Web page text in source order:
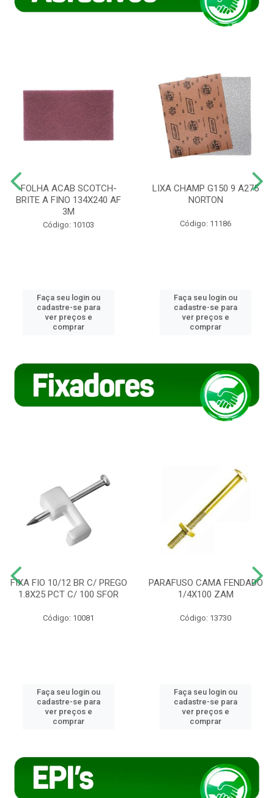
FOLHA ACAB SCOTCH-
BRITE A FINO 134X240 AF
3M
Código: 10103
Faça seu login ou
cadastre-se para
ver preços e
comprar
LIXA CHAMP G150 9 A275
NORTON
Código: 11186
Faça seu login ou
cadastre-se para
ver preços e
comprar
FIXA FIO 10/12 BR C/ PREGO
1.8X25 PCT C/ 100 SFOR
Código: 10081
Faça seu login ou
cadastre-se para
ver preços e
comprar
PARAFUSO CAMA FENDADO
1/4X100 ZAM
Código: 13730
Faça seu login ou
cadastre-se para
ver preços e
comprar